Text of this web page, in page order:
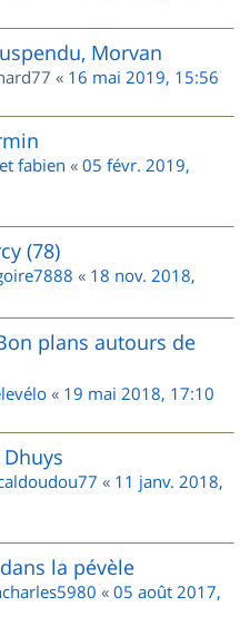
Morvan
« 16 mai 2019, 15:56
fabien « 05 févr. 2019,
(78)
« 18 nov. 2018,
plans autours de
« 19 mai 2018, 17:10
« 11 janv. 2018,
la pévèle
« 05 août 2017,